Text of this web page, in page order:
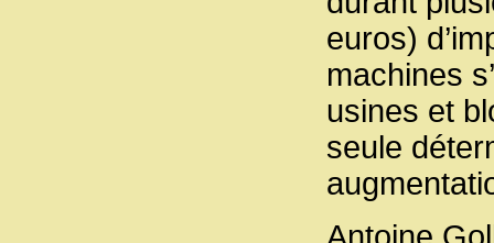
euros)
machines
usines et
seule